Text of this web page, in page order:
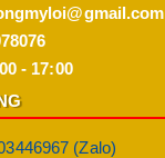
- 17:00
(Zalo)